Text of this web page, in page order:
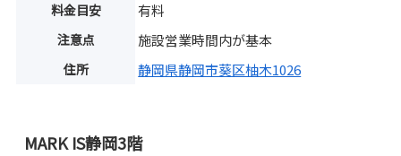
料金目安 有料
注意点 施設営業時間内が基本
住所 静岡県静岡市葵区柚木1026
MARK IS静岡3階